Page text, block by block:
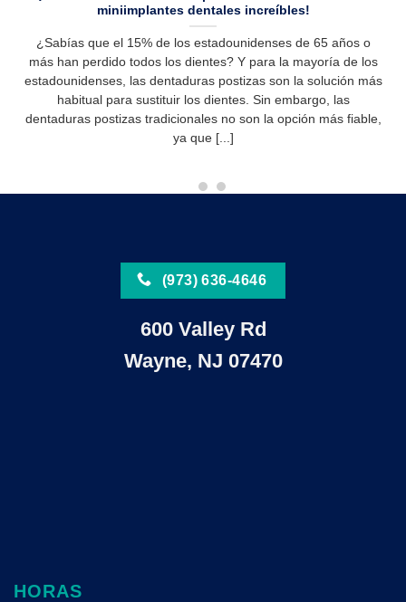
miniimplantes dentales increíbles!
¿Sabías que el 15% de los estadounidenses de 65 años o
más han perdido todos los dientes? Y para la mayoría de los
estadounidenses, las dentaduras postizas son la solución más
habitual para sustituir los dientes. Sin embargo, las
dentaduras postizas tradicionales no son la opción más fiable,
ya que [...]
(973) 636-4646
600 Valley Rd
Wayne, NJ 07470
HORAS